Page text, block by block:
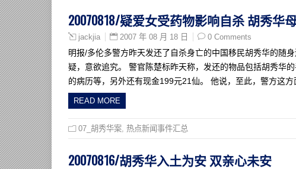
20070818/疑爱女受药物影响自杀 胡秀华
jackjia 2007 年 08 月 18 日 0 Comments
明报/多伦多警方昨天发还了自杀身亡的中国移民胡秀华的随
疑，意欲追究。 警官陈楚标昨天称，发还的物品包括胡秀华
的病历等，另外还有现金199元21仙。 他说，至此，警方这
READ MORE
07_胡秀华案 热点新闻事件汇总
20070816/胡秀华入土为安 双亲心未安